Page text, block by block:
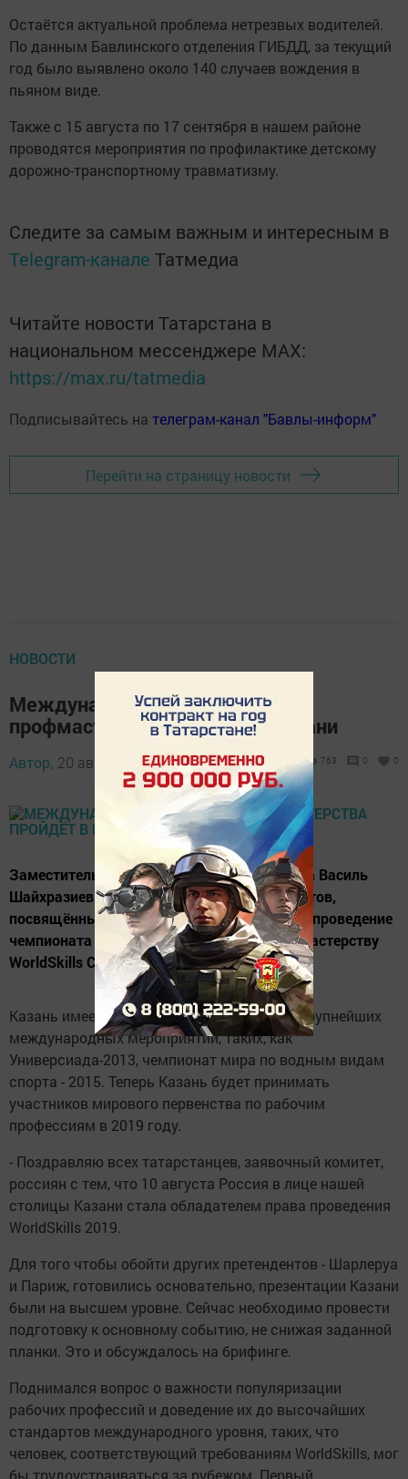
Остаётся актуальной проблема нетрезвых водителей.
По данным Бавлинского отделения ГИБДД, за текущий
год было выявлено около 140 случаев вождения в
пьяном виде.
Также с 15 августа по 17 сентября в нашем районе
проводятся мероприятия по профилактике детскому
дорожно-транспортному травматизму.
Следите за самым важным и интересным в
Telegram-канале Татмедиа
Читайте новости Татарстана в
национальном мессенджере MАХ:
https://max.ru/tatmedia
Подписывайтесь на телеграм-канал "Бавлы-информ"
Перейти на страницу новости
НОВОСТИ
Международный конкурс
профмастерства пройдёт в Казани
Автор, 20 августа 2015 - 11:55 763 0 0
Заместитель премьер-министра Татарстана Василь
Шайхразиев провёл брифинг для журналистов,
посвящённый победе России в конкурсе на проведение
чемпионата мира по профессиональному мастерству
WorldSkills Competition в Казани.
Казань имеет богатый опыт организации крупнейших
международных мероприятий, таких, как
Универсиада-2013, чемпионат мира по водным видам
спорта - 2015. Теперь Казань будет принимать
участников мирового первенства по рабочим
профессиям в 2019 году.
­- Поздравляю всех татарстанцев, заявочный комитет,
россиян с тем, что 10 августа Россия в лице нашей
столицы Казани стала обладателем права проведения
WorldSkills 2019.
Для того чтобы обойти других претендентов - Шарлеруа
и Париж, готовились основательно, презентации Казани
были на высшем уровне. Сейчас необходимо провести
подготовку к основному событию, не снижая заданной
планки. Это и обсуждалось на брифинге.
Поднимался вопрос о важности популяризации
рабочих профессий и доведение их до высочайших
стандартов международного уровня, таких, что
человек, соответствующий требованиям WorldSkills, мог
бы трудоустраиваться за рубежом. Первый